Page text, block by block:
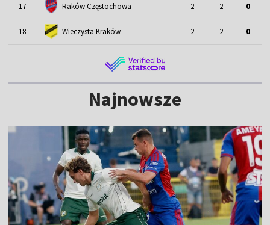
17 Raków Częstochowa 2 -2 0
18 Wieczysta Kraków 2 -2 0
Najnowsze